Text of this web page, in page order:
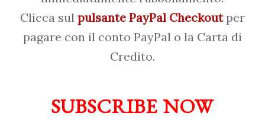
Clicca sul pulsante PayPal Checkoutper
pagare con il conto PayPal o la Carta di
Credito.
SUBSCRIBE NOW